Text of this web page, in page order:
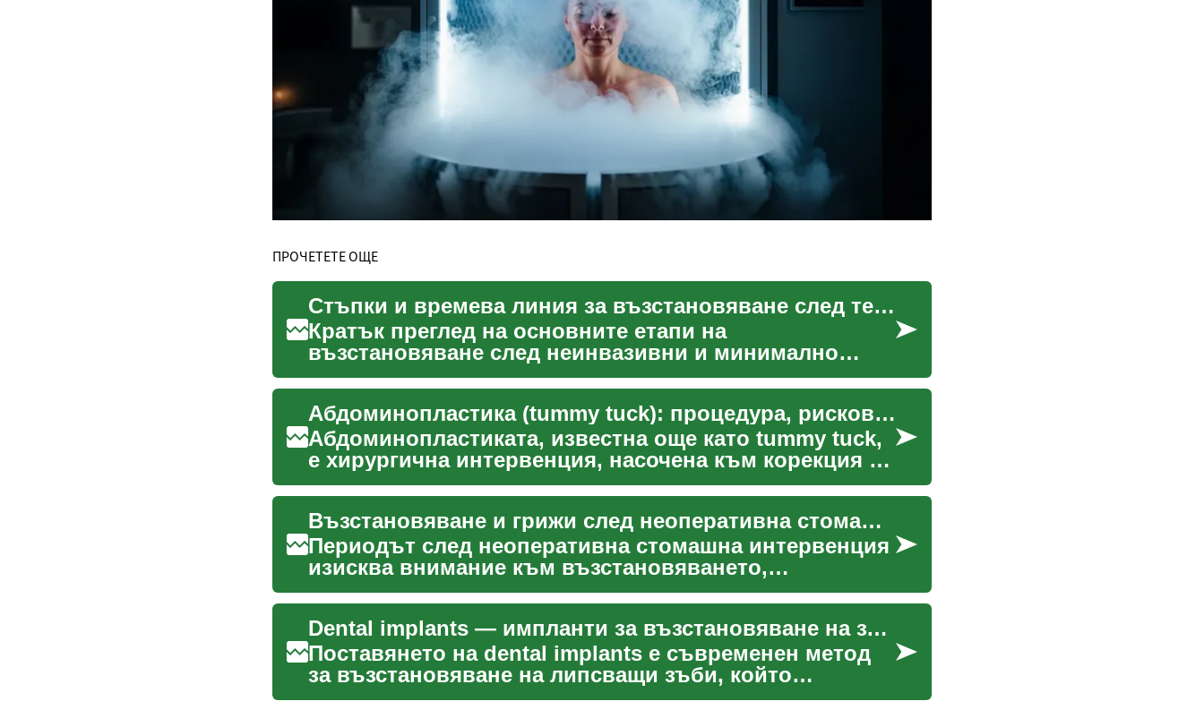
ПРОЧЕТЕТЕ ОЩЕ
Стъпки и времева линия за възстановяване след терапевтични сесии
Кратък преглед на основните етапи на
възстановяване след неинвазивни и минимално
инвазивни терапевтични сесии за нама...
Абдоминопластика (tummy tuck): процедура, рискове и възстановяване
Абдоминопластиката, известна още като tummy tuck,
е хирургична интервенция, насочена към корекция на
формата и контур...
Възстановяване и грижи след неоперативна стомашна интервенция
Периодът след неоперативна стомашна интервенция
изисква внимание към възстановяването,
хранителните ограничения и наб...
Dental implants — импланти за възстановяване на зъби
Поставянето на dental implants е съвременен метод
за възстановяване на липсващи зъби, който
възстановява функцията и ...